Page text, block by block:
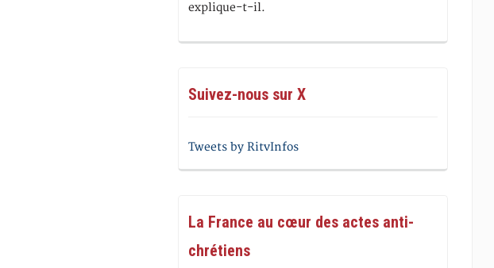
explique-t-il.
Suivez-nous sur X
Tweets by RitvInfos
La France au cœur des actes anti-
chrétiens